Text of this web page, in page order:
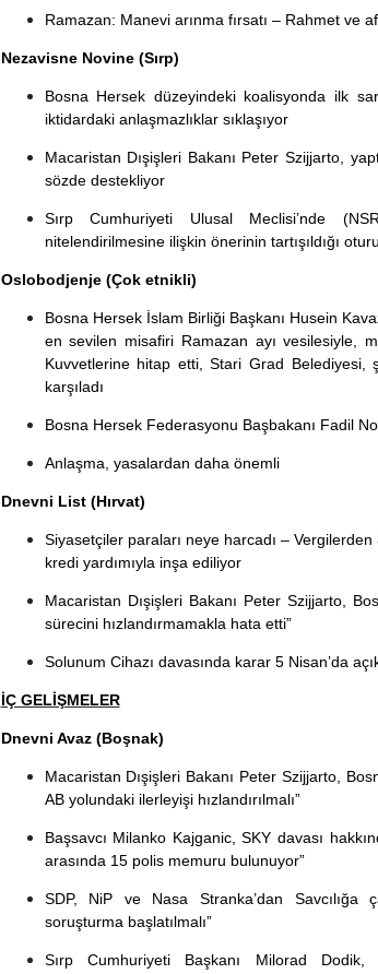
Ramazan: Manevi arınma fırsatı – Rahmet ve af
NezavisneNovine (Sırp)
Bosna Hersek düzeyindeki koalisyonda ilk
iktidardaki anlaşmazlıklar sıklaşıyor
Macaristan Dışişleri Bakanı Peter Szijjarto,
sözde destekliyor
Sırp Cumhuriyeti Ulusal Meclisi’nde
nitelendirilmesine ilişkin önerinin tartışıldığı
Oslobodjenje(Çok etnikli)
Bosna Hersek İslam Birliği Başkanı Husein
en sevilen misafiri Ramazan ayı vesilesiyle,
Kuvvetlerine hitap etti, Stari Grad
karşıladı
Bosna Hersek Federasyonu Başbakanı Fadil
Anlaşma, yasalardan daha önemli
Dnevni List(Hırvat)
Siyasetçiler paraları neye harcadı –
kredi yardımıyla inşa ediliyor
Macaristan Dışişleri Bakanı Peter Szijjarto,
sürecini hızlandırmamakla hata etti”
Solunum Cihazı davasında karar 5 Nisan’da
İÇ GELİŞMELER
Dnevni Avaz (Boşnak)
Macaristan Dışişleri Bakanı Peter Szijjarto,
AB yolundaki ilerleyişi hızlandırılmalı”
Başsavcı Milanko Kajganic, SKY davası
arasında 15 polis memuru bulunuyor”
SDP, NiP ve Nasa Stranka’dan Savcılığa
soruşturma başlatılmalı”
Sırp Cumhuriyeti Başkanı Milorad Dodik,